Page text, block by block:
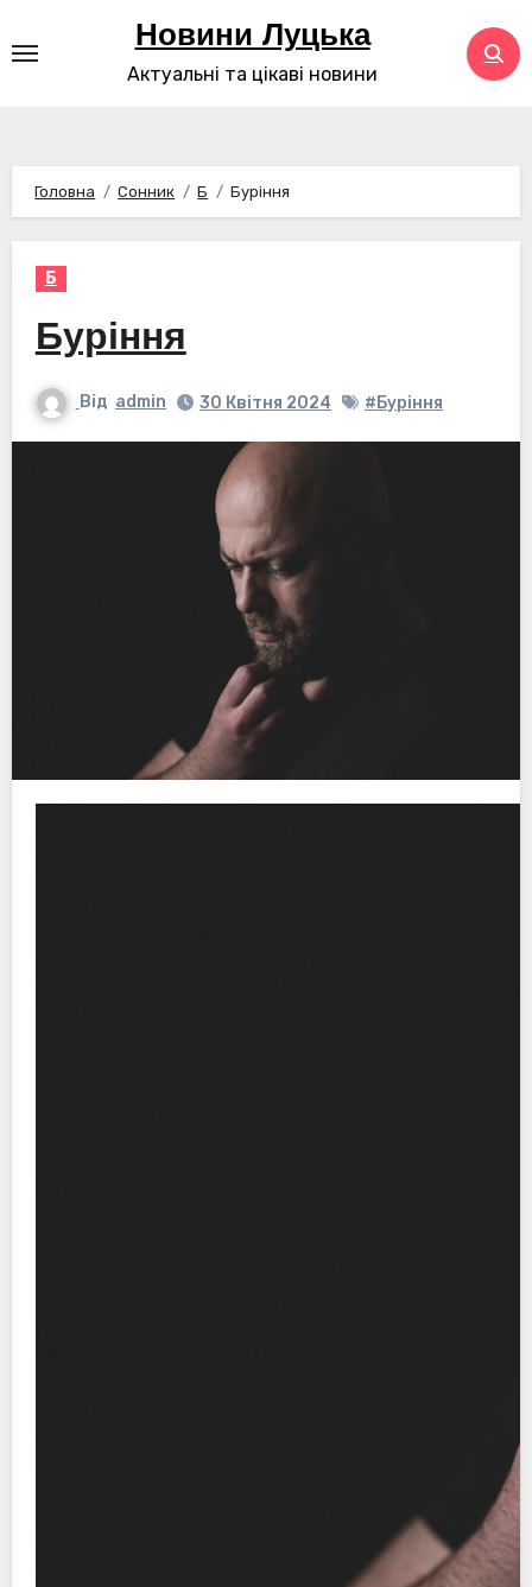
до
Новини Луцька
Актуальні та цікаві новини
Головна Сонник Б Буріння
Б
Буріння
Від admin 30 Квітня 2024 #Буріння